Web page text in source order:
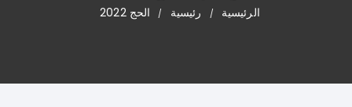
الرئيسية رئيسية الحج 2022